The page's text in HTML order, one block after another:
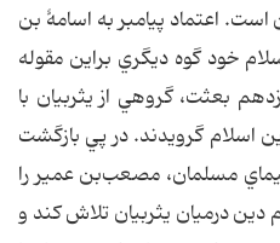
است. اعتماد پيامبر به اسامۀ بن
خود گوه ديگري براين مقوله
بعثت‌، گروهي‌ از يثربيان‌ با
اسلام‌ گرويدند. در پي‌ بازگشت‌
مسلمان‌، مصعب‌بن‌ عمير را
دين‌ درميان‌ يثربيان‌ تلاش‌ كند و